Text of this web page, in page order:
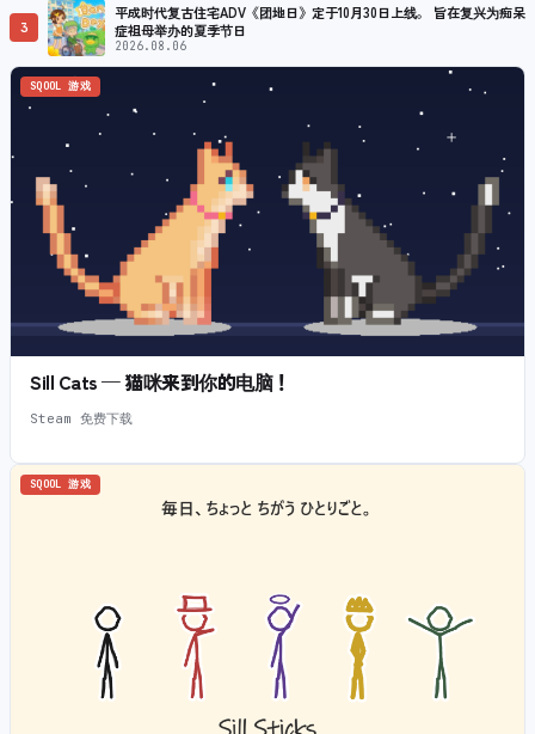
3
平成时代复古住宅ADV《团地日》定于10月30日上线。 旨在复兴为痴呆
症祖母举办的夏季节日
2026.08.06
SQOOL 游戏
Sill Cats — 猫咪来到你的电脑！
Steam 免费下载
SQOOL 游戏